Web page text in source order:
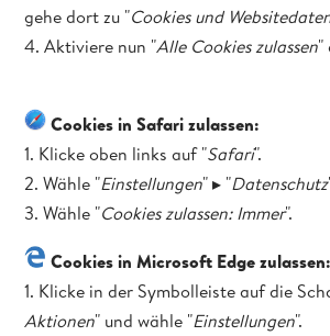
gehe dort zu "Cookies und
4. Aktiviere nun "Alle Cookies zulassen"
Cookies in Safari zulassen:
1. Klicke oben links auf "Safari".
2. Wähle "Einstellungen" ▸ "Datenschutz
3. Wähle "Cookies zulassen: Immer".
Cookies in Microsoft Edge zulassen:
1. Klicke in der Symbolleiste auf die
Aktionen" und wähle "Einstellungen".